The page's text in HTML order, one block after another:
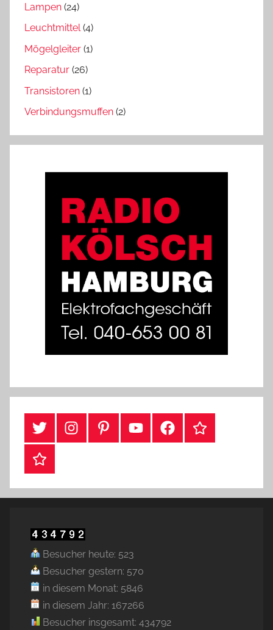
Lampen (24)
Leuchtmittel(4)
Mögelgleiter (1)
Reparatur (26)
Transistoren (1)
Verbindungsmuffen (2)
Twitter InstragramPinterestYouTubeFacebookTikTok
Webshop
Besucher heute: 523
Besucher gestern: 570
in diesem Monat: 5846
in diesem Jahr: 167266
Besucher insgesamt: 434792